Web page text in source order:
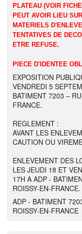
PLATEAU (VOIR
PEUT AVOIR LIEU
MATERIELS
TENTATIVES DE
ETRE REFUSE.
PIECE D'IDENTEE
EXPOSITION
VENDREDI 5
BATIMENT 7203 –
FRANCE.
REGLEMENT :
AVANT LES
CAUTION OU
ENLEVEMENT DES
LES JEUDI 18 ET
17H A ADP -
ROISSY-EN-FRANCE.
ADP - BATIMENT
ROISSY-EN-FRANCE